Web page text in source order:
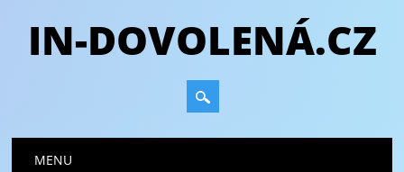
IN-DOVOLENÁ.CZ
Hlavní navigační menu
MENU